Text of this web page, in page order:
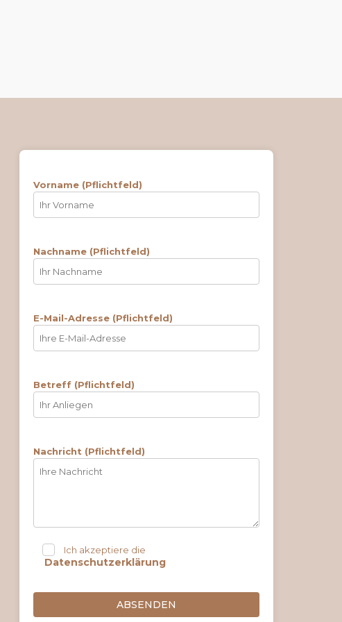
Vorname (Pflichtfeld)
Nachname (Pflichtfeld)
E-Mail-Adresse (Pflichtfeld)
Betreff (Pflichtfeld)
Nachricht (Pflichtfeld)
Ich akzeptiere die
Datenschutzerklärung